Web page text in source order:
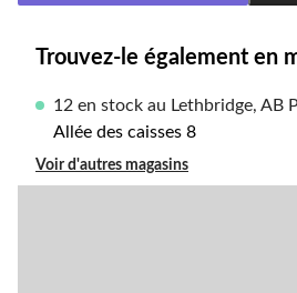
Trouvez-le également en
12 en stock au Lethbridge, AB
Allée des caisses 8
Voir d'autres magasins